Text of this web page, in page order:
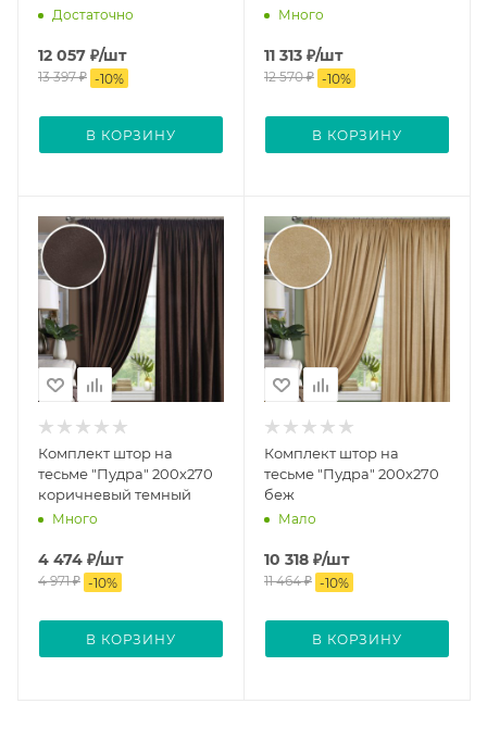
Достаточно
12 057 ₽/шт
13 397₽ -10%
В КОРЗИНУ
Много
11 313 ₽/шт
12 570₽ -10%
В КОРЗИНУ
Комплект штор на
тесьме "Пудра" 200х270
коричневый темный
Много
4 474 ₽/шт
4 971₽ -10%
В КОРЗИНУ
Комплект штор на
тесьме "Пудра" 200х270
беж
Мало
10 318 ₽/шт
11 464₽ -10%
В КОРЗИНУ